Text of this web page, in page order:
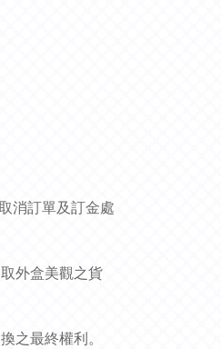
消訂單及訂金處
外盒美觀之貨
之最終權利。